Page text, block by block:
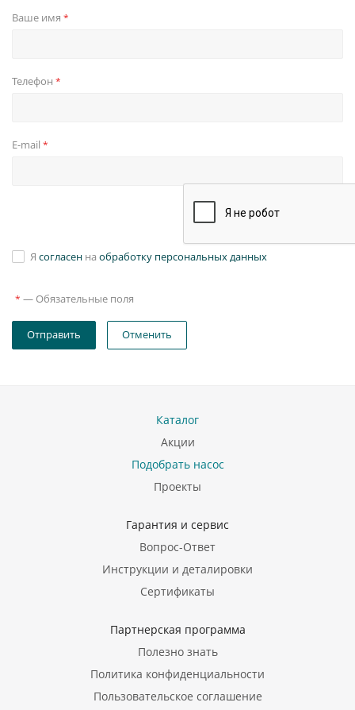
Ваше имя *
Телефон *
E-mail *
Я согласен на обработку персональных данных
* — Обязательные поля
Отправить Отменить
Каталог
Акции
Подобрать насос
Проекты
Гарантия и сервис
Вопрос-Ответ
Инструкции и деталировки
Сертификаты
Партнерская программа
Полезно знать
Политика конфиденциальности
Пользовательское соглашение